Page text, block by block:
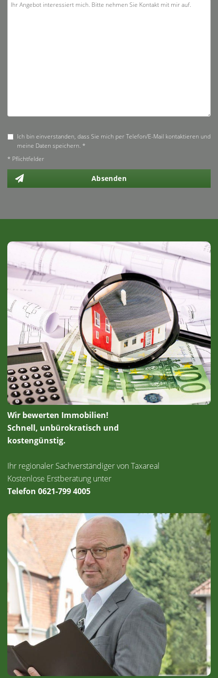
Ich bin einverstanden, dass Sie mich per Telefon/E-Mail kontaktieren und
meine Daten speichern. *
* Pflichtfelder
Absenden
Wir bewerten Immobilien!
Schnell, unbürokratisch und
kostengünstig.
Ihr regionaler Sachverständiger von Taxareal
Kostenlose Erstberatung unter
Telefon 0621-799 4005